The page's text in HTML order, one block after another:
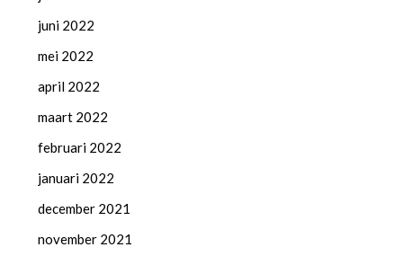
juni 2022
mei 2022
april 2022
maart 2022
februari 2022
januari 2022
december 2021
november 2021